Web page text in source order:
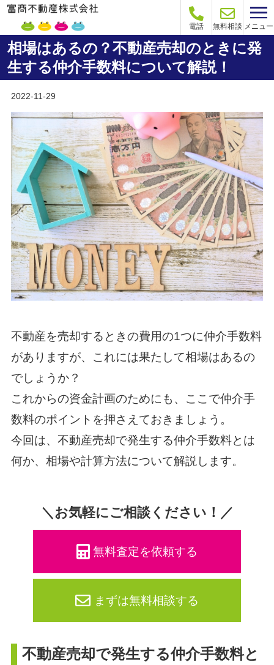
電話 無料相談 メニュー
相場はあるの？不動産売却のときに発
生する仲介手数料について解説！
2022-11-29
不動産を売却するときの費用の1つに仲介手数料
がありますが、これには果たして相場はあるの
でしょうか？
これからの資金計画のためにも、ここで仲介手
数料のポイントを押さえておきましょう。
今回は、不動産売却で発生する仲介手数料とは
何か、相場や計算方法について解説します。
＼お気軽にご相談ください！／
無料査定を依頼する
まずは無料相談する
不動産売却で発生する仲介手数料と